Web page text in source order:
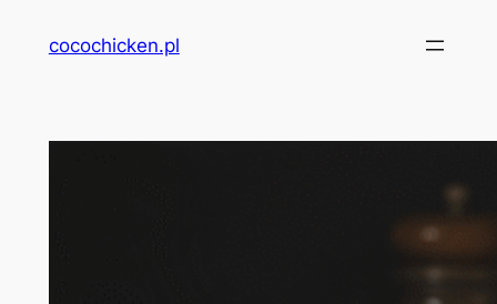
cocochicken.pl